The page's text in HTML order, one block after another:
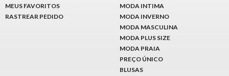
MEUS FAVORITOS
RASTREAR PEDIDO
MODA INTIMA
MODA INVERNO
MODA MASCULINA
MODA PLUS SIZE
MODA PRAIA
PREÇO ÚNICO
BLUSAS